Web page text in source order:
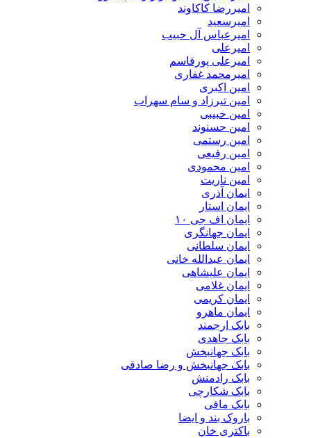
امیررضا کاکاوند
امیرسعید
امیرعباس آل حبیب
امیرعلی
امیرعلی پورقاسم
امیرمحمد غفاری
امین اکبری
امین تیرزاد و سام سهراب
امین حبیبی
امین حسنوند
امین رستمی
امین رفیعی
امین محمودی
امین ناریت
ایمان آذری
ایمان استار
ایمان اف جی ۱۰
ایمان جهانگری
ایمان سلطانی
ایمان عبدالله خانی
ایمان علیشاهی
ایمان غلامی
ایمان کریمی
ایمان ماهرو
بابک ارجمند
بابک جاهدی
بابک جهانبخش
بابک جهانبخش و رضا صادقی
بابک رادمنش
بابک شکارچی
بابک مافی
باروک بند و ایضا
باکتری خان